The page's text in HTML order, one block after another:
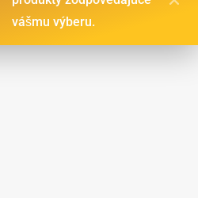
vášmu výberu.